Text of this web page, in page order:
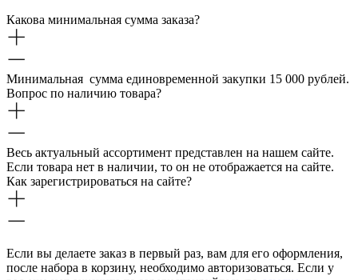
Какова минимальная сумма заказа?
Минимальная сумма единовременной закупки 15 000 рублей.
Вопрос по наличию товара?
Весь актуальный ассортимент представлен на нашем сайте.
Если товара нет в наличии, то он не отображается на сайте.
Как зарегистрироваться на сайте?
Если вы делаете заказ в первый раз, вам для его оформления,
после набора в корзину, необходимо авторизоваться. Если у